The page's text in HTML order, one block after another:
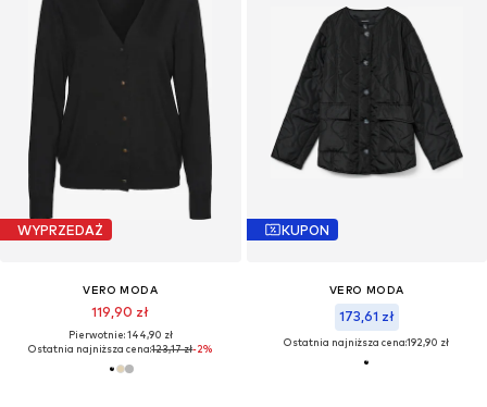
WYPRZEDAŻ
VERO MODA
119,90 zł
Pierwotnie: 144,90 zł
Ostatnia najniższa cena:123,17 zł-2%
KUPON
VERO MODA
173,61 zł
Ostatnia najniższa cena:192,90 zł